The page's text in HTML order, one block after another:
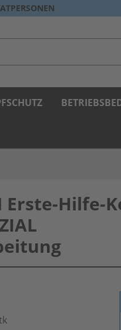
Erste-Hilfe-